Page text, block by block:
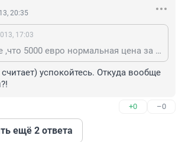
20:35
17:03
вы считаете ,что 5000 евро нормальная цена за костюм?? какой-то бред напыщенной индюшки...
успокойтесь. Откуда вообще
+0 –0
ещё 2 ответа